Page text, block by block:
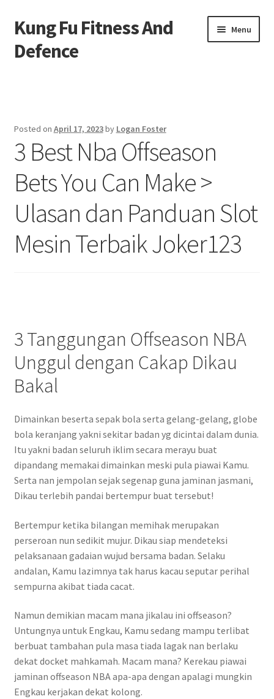
Skip
to
navigation
Skip
to
content
Kung Fu Fitness And
Defence
Menu
Contact us
Privacy Policy
Posted on April 17, 2023by Logan Foster
3 Best Nba Offseason
Bets You Can Make >
Ulasan dan Panduan Slot
Mesin Terbaik Joker123
3 Tanggungan Offseason NBA
Unggul dengan Cakap Dikau
Bakal
Dimainkan beserta sepak bola serta gelang-gelang, globe
bola keranjang yakni sekitar badan yg dicintai dalam dunia.
Itu yakni badan seluruh iklim secara merayu buat
dipandang memakai dimainkan meski pula piawai Kamu.
Serta nan jempolan sejak segenap guna jaminan jasmani,
Dikau terlebih pandai bertempur buat tersebut!
Bertempur ketika bilangan memihak merupakan
perseroan nun sedikit mujur. Dikau siap mendeteksi
pelaksanaan gadaian wujud bersama badan. Selaku
andalan, Kamu lazimnya tak harus kacau seputar perihal
sempurna akibat tiada cacat.
Namun demikian macam mana jikalau ini offseason?
Untungnya untuk Engkau, Kamu sedang mampu terlibat
berbuat tambahan pula masa tiada lagak nan berlaku
dekat docket mahkamah. Macam mana? Kerekau piawai
jaminan offseason NBA apa-apa dengan apalagi mungkin
Engkau kerjakan dekat kolong.